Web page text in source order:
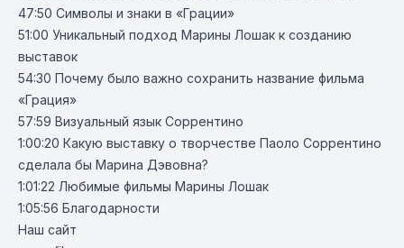
47:50 Символы и знаки в «Грации»
51:00 Уникальный подход Марины Лошак к созданию
выставок
54:30 Почему было важно сохранить название фильма
«Грация»
57:59 Визуальный язык Соррентино
1:00:20 Какую выставку о творчестве Паоло Соррентино
сделала бы Марина Дэвовна?
1:01:22 Любимые фильмы Марины Лошак
1:05:56 Благодарности
Наш сайт